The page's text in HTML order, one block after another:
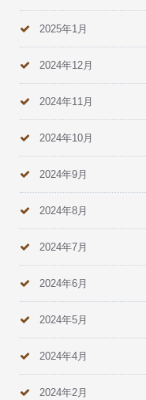
2025年1月
2024年12月
2024年11月
2024年10月
2024年9月
2024年8月
2024年7月
2024年6月
2024年5月
2024年4月
2024年2月